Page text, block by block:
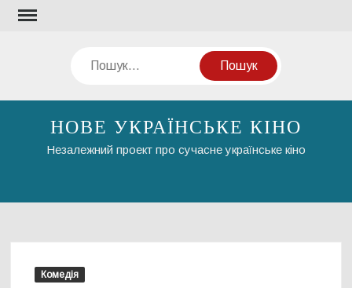
Перейти
Пошук
НОВЕ УКРАЇНСЬКЕ КІНО
Незалежний проект про сучасне українське кіно
Комедія